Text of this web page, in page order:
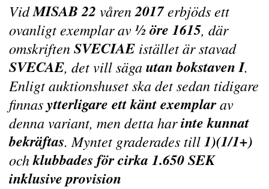
VidMISAB 22 våren2017erbjöds ett
ovanligt exemplar av½ öre 1615, där
omskriftenSVECIAE istället är stavad
SVECAE, det vill sägautan bokstaven I.
Enligt auktionshuset ska det sedan tidigare
finnasytterligare ett känt exemplarav
denna variant, men detta harinte kunnat
bekräftas. Myntet graderades till1)(1/1+)
ochklubbades för cirka 1.650 SEK
inklusive provision